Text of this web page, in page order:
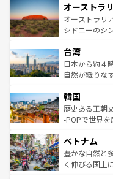
部のニューオ
文化が魅力。
しみながら、
ならではの贅沢な旅の
情報はコンテ
ワイ島は見逃
島だが、静か
おすすめ。エ
れるおもてな
人々、おいし
ク、伝統的な
ワイを、存分に味わって
はコンテンツ
オーストラ
オーストラリ
シドニーのシ
リアリーフや
ク）、タスマ
ど、見どころ
いる。アクテ
ビング、ハイ
い。オースト
参照してほしい
台湾
日本から約４
自然が織りな
ン）、静ひつ
と山間の静け
驚きをもたら
容にもいいと
照してほしい。
韓国
歴史ある王朝
-POPで世界
き、地方に足
できる。そし
まで、さまざ
ベトナム
豊かな自然と
く伸びる国土